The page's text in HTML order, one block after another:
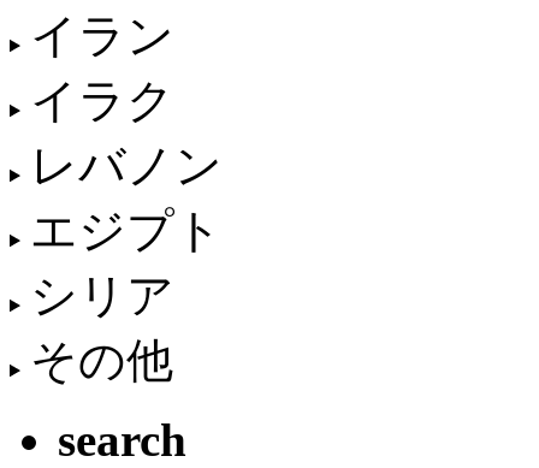
イラン
イラク
レバノン
エジプト
シリア
その他
search